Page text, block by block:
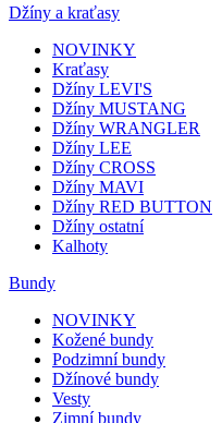
Džíny a kraťasy
NOVINKY
Kraťasy
Džíny LEVI'S
Džíny MUSTANG
Džíny WRANGLER
Džíny LEE
Džíny CROSS
Džíny MAVI
Džíny RED BUTTON
Džíny ostatní
Kalhoty
Bundy
NOVINKY
Kožené bundy
Podzimní bundy
Džínové bundy
Vesty
Zimní bundy